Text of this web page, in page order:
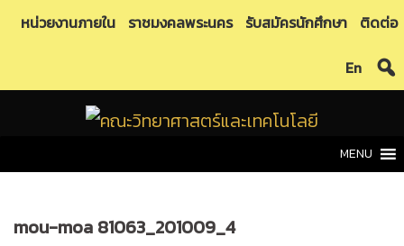
Skipหน่วยงานภายใน ราชมงคลพระนคร รับสมัครนักศึกษา ติดต่อ
En
MENU
mou-moa 81063_201009_4